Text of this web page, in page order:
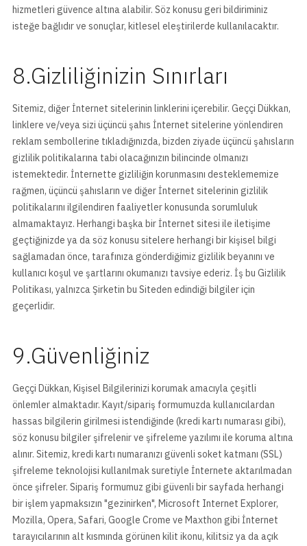
hizmetleri güvence altına alabilir. Söz konusu geri bildiriminiz
isteğe bağlıdır ve sonuçlar, kitlesel eleştirilerde kullanılacaktır.
8.Gizliliğinizin Sınırları
Sitemiz, diğer İnternet sitelerinin linklerini içerebilir. Geççi Dükkan,
linklere ve/veya sizi üçüncü şahıs İnternet sitelerine yönlendiren
reklam sembollerine tıkladığınızda, bizden ziyade üçüncü şahısların
gizlilik politikalarına tabi olacağınızın bilincinde olmanızı
istemektedir. İnternette gizliliğin korunmasını desteklememize
rağmen, üçüncü şahısların ve diğer İnternet sitelerinin gizlilik
politikalarını ilgilendiren faaliyetler konusunda sorumluluk
almamaktayız. Herhangi başka bir İnternet sitesi ile iletişime
geçtiğinizde ya da söz konusu sitelere herhangi bir kişisel bilgi
sağlamadan önce, tarafınıza gönderdiğimiz gizlilik beyanını ve
kullanıcı koşul ve şartlarını okumanızı tavsiye ederiz. İş bu Gizlilik
Politikası, yalnızca Şirketin bu Siteden edindiği bilgiler için
geçerlidir.
9.Güvenliğiniz
Geççi Dükkan, Kişisel Bilgilerinizi korumak amacıyla çeşitli
önlemler almaktadır. Kayıt/sipariş formumuzda kullanıcılardan
hassas bilgilerin girilmesi istendiğinde (kredi kartı numarası gibi),
söz konusu bilgiler şifrelenir ve şifreleme yazılımı ile koruma altına
alınır. Sitemiz, kredi kartı numaranızı güvenli soket katmanı (SSL)
şifreleme teknolojisi kullanılmak suretiyle İnternete aktarılmadan
önce şifreler. Sipariş formumuz gibi güvenli bir sayfada herhangi
bir işlem yapmaksızın "gezinirken", Microsoft Internet Explorer,
Mozilla, Opera, Safari, Google Crome ve Maxthon gibi İnternet
tarayıcılarının alt kısmında görünen kilit ikonu, kilitsiz ya da açık